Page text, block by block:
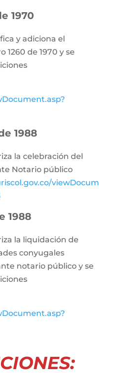
1970
y adiciona el
1260 de 1970 y se
1988
la celebración del
Notario público
viewDocum
1988
la liquidación de
conyugales
notario público y se